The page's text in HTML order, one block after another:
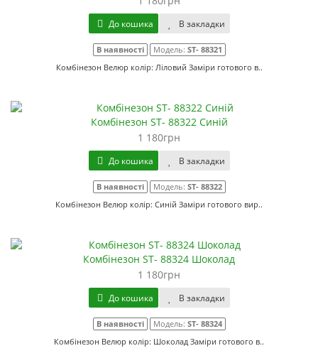
До кошика В закладки
В наявності Модель: ST- 88321
Комбінезон Велюр колір: Ліловий Заміри готового в..
Комбінезон ST- 88322 Синій
1 180грн
До кошика В закладки
В наявності Модель: ST- 88322
Комбінезон Велюр колір: Синій Заміри готового вир..
Комбінезон ST- 88324 Шоколад
1 180грн
До кошика В закладки
В наявності Модель: ST- 88324
Комбінезон Велюр колір: Шоколад Заміри готового в..